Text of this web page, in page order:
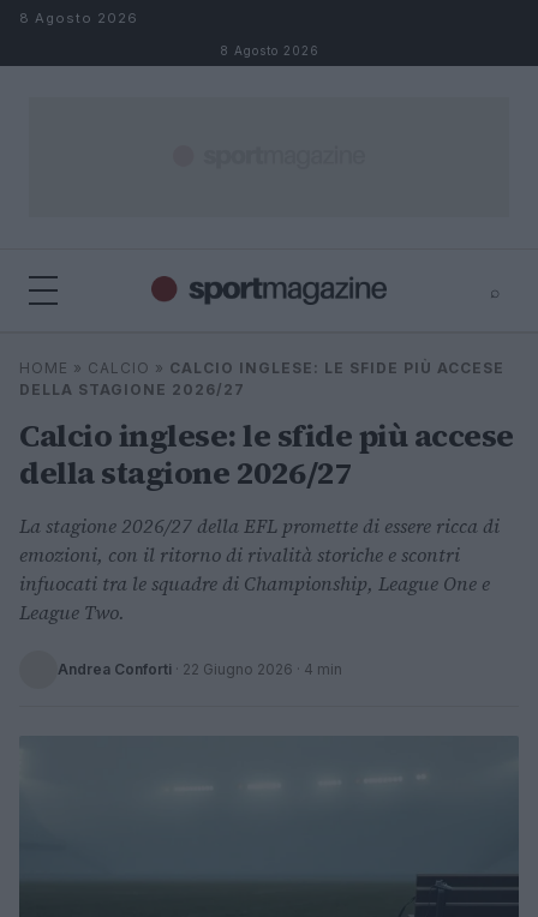
Salta al contenuto
8 Agosto 2026
8 Agosto 2026
⌕
Cerca
⌕ ×
HOME » CALCIO » CALCIO INGLESE: LE SFIDE PIÙ ACCESE
DELLA STAGIONE 2026/27
Calcio inglese: le sfide più accese
della stagione 2026/27
La stagione 2026/27 della EFL promette di essere ricca di
emozioni, con il ritorno di rivalità storiche e scontri
infuocati tra le squadre di Championship, League One e
League Two.
Andrea Conforti · 22 Giugno 2026 · 4 min